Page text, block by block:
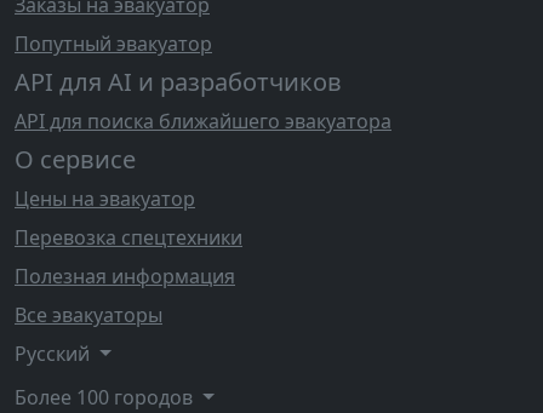
Попутный эвакуатор
API для AI и разработчиков
API для поиска ближайшего эвакуатора
О сервисе
Цены на эвакуатор
Перевозка спецтехники
Полезная информация
Все эвакуаторы
Русский
Более 100 городов